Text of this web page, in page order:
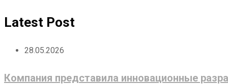
Latest Post
28.05.2026
Компания представила инновационные